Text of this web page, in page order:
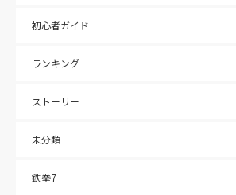
初心者ガイド
ランキング
ストーリー
未分類
鉄拳7